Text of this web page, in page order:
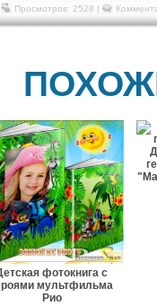
Просмотров: 2528 |
фотокнига с
мультфильма
Рио